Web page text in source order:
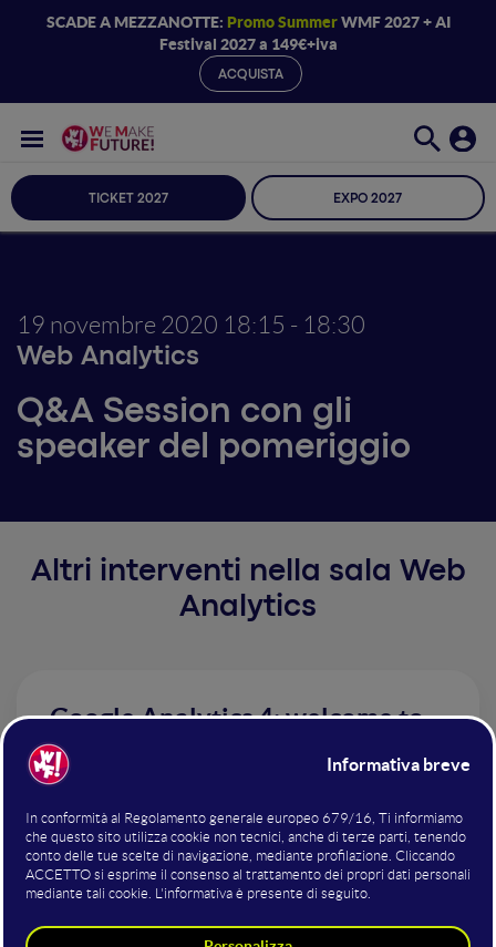
SCADE A MEZZANOTTE: Promo SummerWMF 2027 + AI
Festival 2027 a 149€+iva
ACQUISTA
TICKET 2027 EXPO 2027
19 novembre 2020 18:15 - 18:30
Web Analytics
Q&A Session con gli
speaker del pomeriggio
Altri interventi nella sala Web
Analytics
Google Analytics 4: welcome to
the future
Analytics Boosters